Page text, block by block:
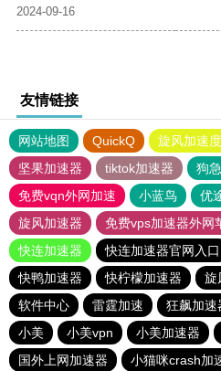
2024-09-16
友情链接
网站地图 QuickQ 旋风加速
坚果加速器
tiktok加速器
狗
免费vqn外网加速
小蓝鸟 优
旋风加速器
免费vps加速器外网
快连加速器
快连加速器官网入口
快鸭加速器
快柠檬加速器 旋
软件中心
雷霆加速 狂飙加速
小美
小美vpn 小美加速器
国外上网加速器
小猫咪crash加